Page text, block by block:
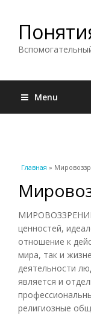
Menu
Вы здесь
Главная »
МИРОВОЗЗРЕНИЕ
ценностей,
отношение к
мира, так и
деятельности
является и
религиозные